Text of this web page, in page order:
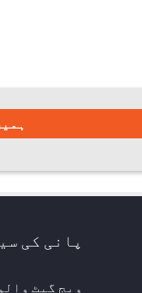
پانی کی
ویج گیٹ والو